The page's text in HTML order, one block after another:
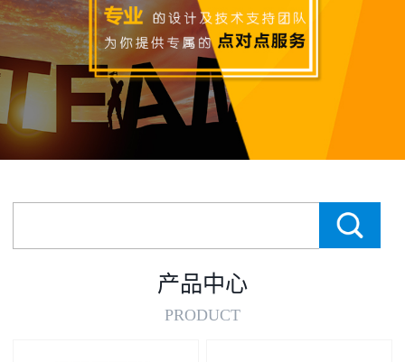
产品中心
PRODUCT